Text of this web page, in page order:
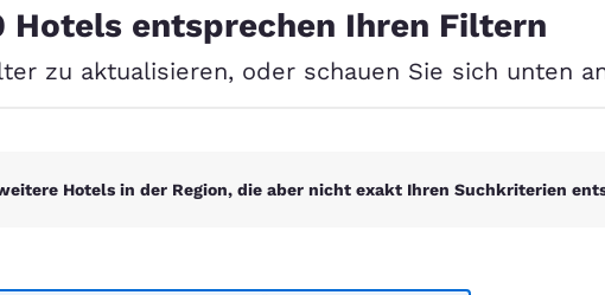
Español English
France France
Italiano English
Hotels entsprechen Ihren Filtern
zu aktualisieren, oder schauen Sie sich unten
Hotels in der Region, die aber nicht exakt Ihren Suchkriterien